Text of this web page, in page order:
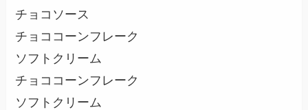
チョコソース
チョココーンフレーク
ソフトクリーム
チョココーンフレーク
ソフトクリーム